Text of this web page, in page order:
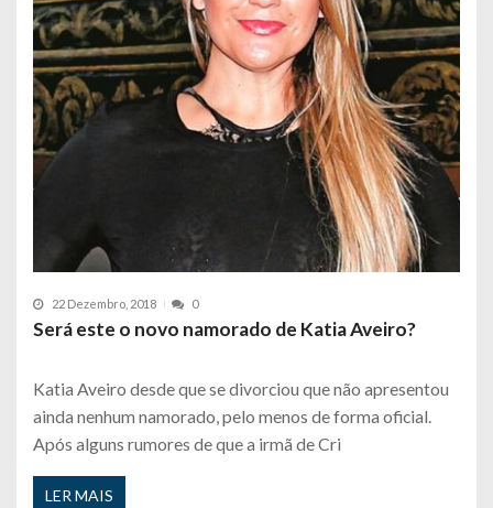
22 Dezembro, 2018 0
Será este o novo namorado de Katia Aveiro?
Katia Aveiro desde que se divorciou que não apresentou
ainda nenhum namorado, pelo menos de forma oficial.
Após alguns rumores de que a irmã de Cri
LER MAIS